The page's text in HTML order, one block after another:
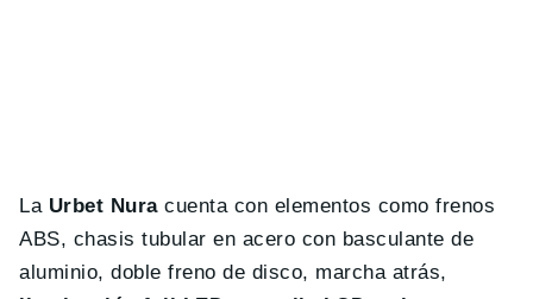
La Urbet Nuracuenta con elementos como frenos
ABS, chasis tubular en acero con basculante de
aluminio, doble freno de disco, marcha atrás,